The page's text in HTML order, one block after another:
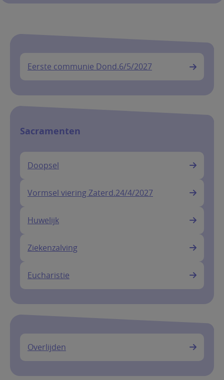
Eerste communie Dond.6/5/2027
Sacramenten
Doopsel
Vormsel viering Zaterd.24/4/2027
Huwelijk
Ziekenzalving
Eucharistie
Overlijden